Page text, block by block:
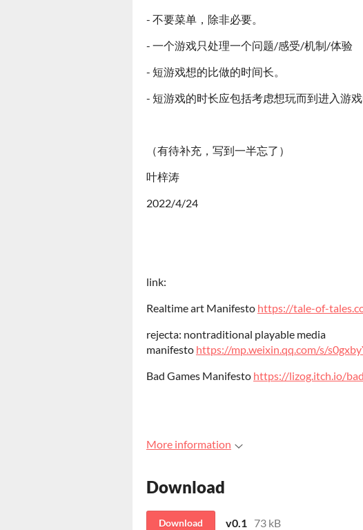
- 不要菜单，除非必要。
- 一个游戏只处理一个问题/感受/机制/体验
- 短游戏想的比做的时间长。
- 短游戏的时长应包括考虑想玩而到进入游戏
（有待补充，写到一半忘了）
叶梓涛
2022/4/24
link:
Realtime art Manifesto https://tale-of-
rejecta: nontraditional playable media
manifesto https://mp.weixin.qq.com/s/
Bad Games Manifesto https://lizog.itch.io/
More information
Download
Download v0.1 73 kB